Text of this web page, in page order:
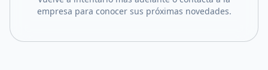
empresa para conocer sus próximas novedades.